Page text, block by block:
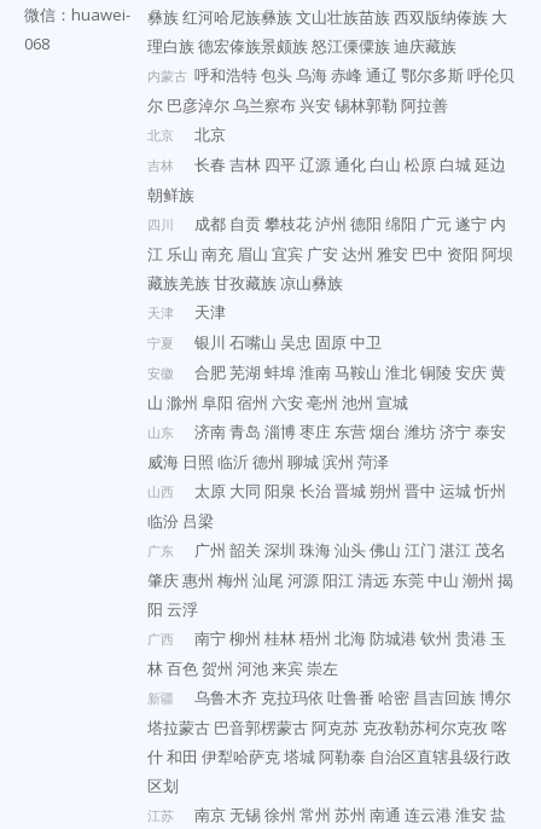
微信：huawei-
068
彝族红河哈尼族彝族文山壮族苗族西双版纳傣族 大
理白族德宏傣族景颇族怒江傈僳族迪庆藏族
内蒙古 呼和浩特包头乌海赤峰通辽 鄂尔多斯呼伦贝
尔 巴彦淖尔乌兰察布 兴安锡林郭勒 阿拉善
北京 北京
吉林 长春 吉林 四平辽源通化 白山 松原 白城延边
朝鲜族
四川 成都 自贡攀枝花泸州 德阳 绵阳 广元遂宁 内
江 乐山 南充 眉山 宜宾 广安达州 雅安 巴中 资阳 阿坝
藏族羌族甘孜藏族凉山彝族
天津 天津
宁夏 银川 石嘴山 吴忠 固原中卫
安徽 合肥芜湖 蚌埠淮南马鞍山 淮北铜陵 安庆黄
山 滁州 阜阳 宿州 六安亳州 池州 宣城
山东 济南青岛 淄博枣庄 东营烟台 潍坊济宁泰安
威海 日照 临沂德州 聊城滨州 菏泽
山西 太原 大同 阳泉 长治晋城朔州 晋中 运城忻州
临汾 吕梁
广东 广州 韶关 深圳 珠海汕头佛山 江门 湛江 茂名
肇庆惠州 梅州 汕尾 河源阳江清远 东莞中山 潮州 揭
阳 云浮
广西 南宁柳州 桂林梧州 北海防城港钦州 贵港 玉
林百色贺州 河池来宾崇左
新疆 乌鲁木齐 克拉玛依 吐鲁番 哈密 昌吉回族博尔
塔拉蒙古 巴音郭楞蒙古阿克苏 克孜勒苏柯尔克孜喀
什和田 伊犁哈萨克塔城阿勒泰 自治区直辖县级行政
区划
江苏 南京无锡徐州 常州 苏州 南通 连云港淮安盐